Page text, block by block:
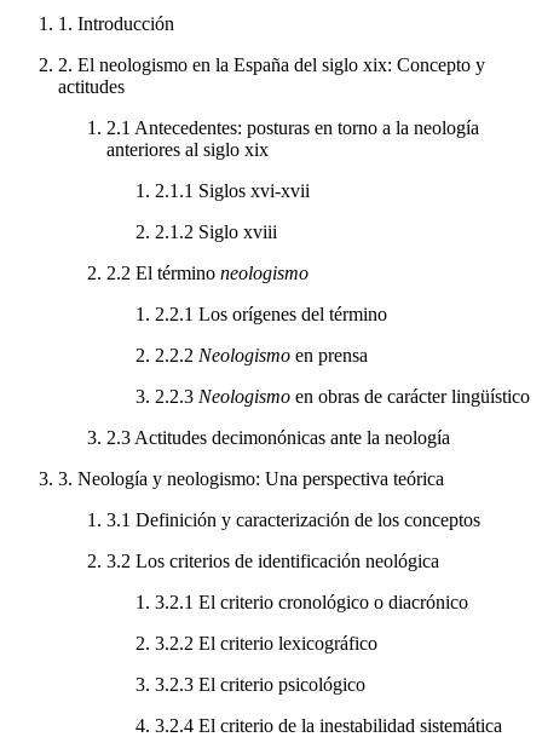
1. Introducción
2. El neologismo en la España del siglo xix: Concepto y
actitudes
2.1 Antecedentes: posturas en torno a la neología
anteriores al siglo xix
2.1.1 Siglos xvi-xvii
2.1.2 Siglo xviii
2.2 El término neologismo
2.2.1 Los orígenes del término
2.2.2 Neologismo en prensa
2.2.3 Neologismo en obras de carácter lingüístico
2.3 Actitudes decimonónicas ante la neología
3. Neología y neologismo: Una perspectiva teórica
3.1 Definición y caracterización de los conceptos
3.2 Los criterios de identificación neológica
3.2.1 El criterio cronológico o diacrónico
3.2.2 El criterio lexicográfico
3.2.3 El criterio psicológico
3.2.4 El criterio de la inestabilidad sistemática